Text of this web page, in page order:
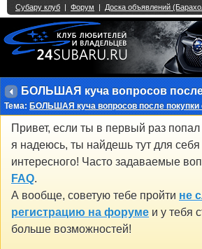
Тема: БОЛЬШАЯ куча вопросов после покупки
Привет, если ты в первый раз
я надеюсь, ты найдешь тут для
интересного! Часто задаваемые
FAQ.
А вообще, советую тебе пройти не
регистрацию на форуме и у тебя
больше возможностей!
Single Sign On provided by
2 3 4 5 6 7 8 9 10 11 12 13 14 15 16 17 18
27 28 29 30 31 32 33 34 35 36 37